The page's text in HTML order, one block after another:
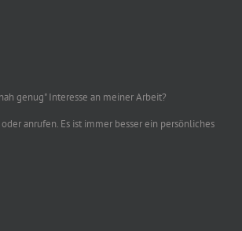
genug" Interesse an meiner Arbeit?
anrufen. Es ist immer besser ein persönliches